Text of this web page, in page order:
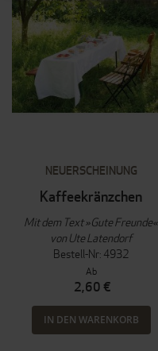
NEUERSCHEINUNG
Kaffeekränzchen
Mit dem Text »Gute Freunde«
von Ute Latendorf
Bestell-Nr: 4932
Ab
2,60 €
IN DEN WARENKORB